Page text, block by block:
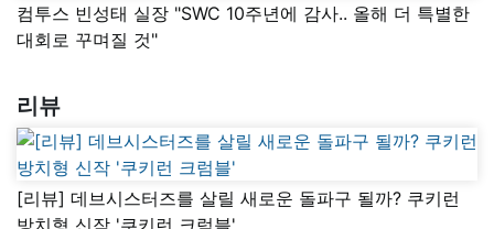
컴투스 빈성태 실장 "SWC 10주년에 감사.. 올해 더 특별한
대회로 꾸며질 것"
리뷰
[리뷰] 데브시스터즈를 살릴 새로운 돌파구 될까? 쿠키런
방치형 신작 '쿠키런 크럼블'